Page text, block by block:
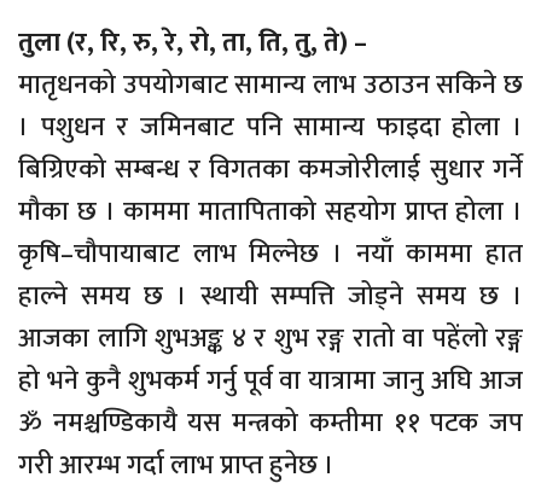
तुला (र, रि, रु, रे, रो, ता, ति, तु, ते) –
मातृधनको उपयोगबाट सामान्य लाभ उठाउन सकिने छ
। पशुधन र जमिनबाट पनि सामान्य फाइदा होला ।
बिग्रिएको सम्बन्ध र विगतका कमजोरीलाई सुधार गर्ने
मौका छ । काममा मातापिताको सहयोग प्राप्त होला ।
कृषि–चौपायाबाट लाभ मिल्नेछ । नयाँ काममा हात
हाल्ने समय छ । स्थायी सम्पत्ति जोड्ने समय छ ।
आजका लागि शुभअङ्क ४ र शुभ रङ्ग रातो वा पहेंलो रङ्ग
हो भने कुनै शुभकर्म गर्नु पूर्व वा यात्रामा जानु अघि आज
ॐ नमश्चण्डिकायै यस मन्त्रको कम्तीमा ११ पटक जप
गरी आरम्भ गर्दा लाभ प्राप्त हुनेछ ।